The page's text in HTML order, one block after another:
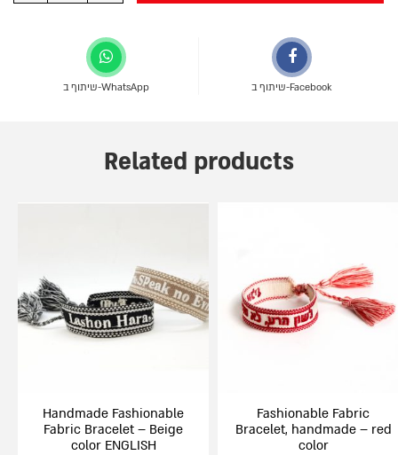
שיתוף ב-WhatsApp שיתוף ב-Facebook
Related products
Handmade Fashionable
Fabric Bracelet – Beige
color ENGLISH
Fashionable Fabric
Bracelet, handmade – red
color